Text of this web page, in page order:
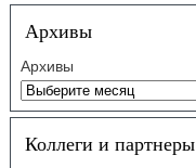
Архивы
Архивы
Коллеги и партнеры